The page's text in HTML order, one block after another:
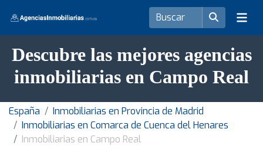
Descubre las mejores agencias
inmobiliarias en Campo Real
España
Inmobiliarias en Provincia de Madrid
Inmobiliarias en Comarca de Cuenca del Henares
Inmobiliarias en Campo Real